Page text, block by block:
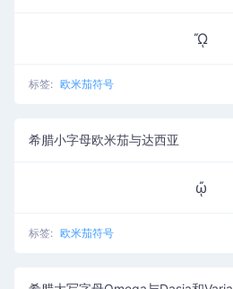
ᾬ
标签: 欧米茄符号
希腊小字母欧米茄与达西亚
ᾤ
标签: 欧米茄符号